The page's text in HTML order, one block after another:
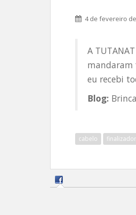
4 de fevereiro
A
mandaram
eu recebi
Blog:
cabelo finalizador